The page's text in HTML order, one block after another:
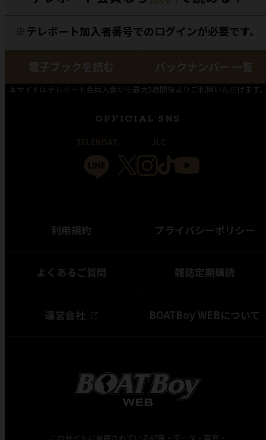
※テレボート加入者番号でのログインが必要です。
電子ブックを読む バックナンバー 一覧
本サイトはテレボート会員入会から最大3週間後よりご利用いただけます
OFFICIAL SNS
利用規約 プライバシーポリシー
よくあるご質問 雑誌定期購読
運営会社 BOATBoy WEBについて